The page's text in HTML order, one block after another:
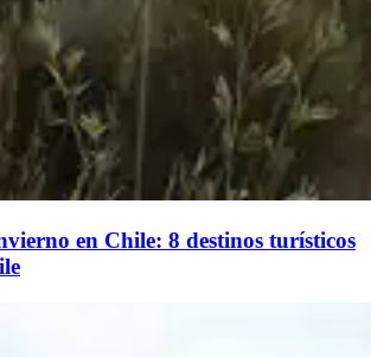
en Chile: 8 destinos turísticos